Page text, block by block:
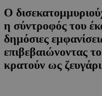
Ο
η σύντροφός του
δημόσιες
επιβεβαιώνοντας
κρατούν ως